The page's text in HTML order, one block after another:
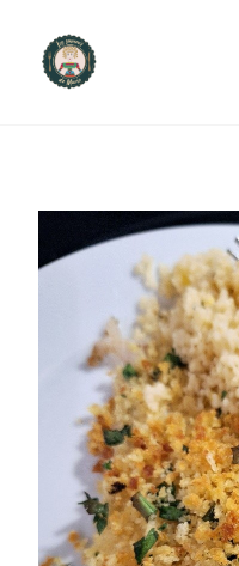
PRODUITS ET SERVICES
NOUS CONTACTER
RECETTES
SEARCH